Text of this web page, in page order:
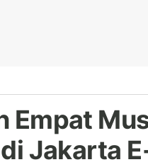
Empat
Jakarta